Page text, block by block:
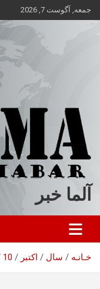
محتوا
جمعه, آگوست 7, 2026
آلما خبر
خـانـه سال اکتبر 10